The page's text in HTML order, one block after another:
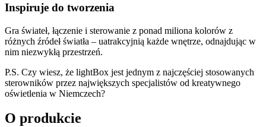
Inspiruje do tworzenia
Gra świateł, łączenie i sterowanie z ponad miliona kolorów z
różnych źródeł światła – uatrakcyjnią każde wnętrze, odnajdując w
nim niezwykłą przestrzeń.
P.S. Czy wiesz, że lightBox jest jednym z najczęściej stosowanych
sterowników przez największych specjalistów od kreatywnego
oświetlenia w Niemczech?
O produkcie